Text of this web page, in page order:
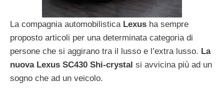
La compagnia automobilisticaLexus ha sempre
proposto articoli per una determinata categoria di
persone che si aggirano tra il lusso e l’extra lusso. La
nuova Lexus SC430 Shi-crystal si avvicina più ad un
sogno che ad un veicolo.